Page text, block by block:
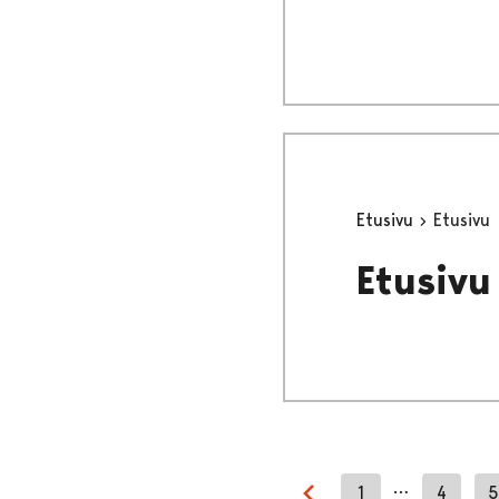
Etusivu Etusivu
Etusivu
1 … 4 5